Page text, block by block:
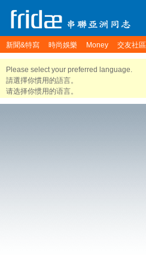
新聞&特寫 時尚娛樂 Money 交友社區
Please select your preferred language.
請選擇你慣用的語言。
请选择你惯用的语言。